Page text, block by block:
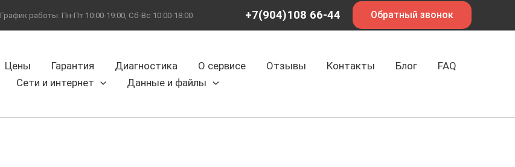
График работы: Пн-Пт 10:00-19:00, Сб-Вс 10:00-18:00 +7(904)108 66-44 Обратный звонок
Цены Гарантия Диагностика О сервисе Отзывы Контакты Блог
FAQ
Сети и интернет Данные и файлы